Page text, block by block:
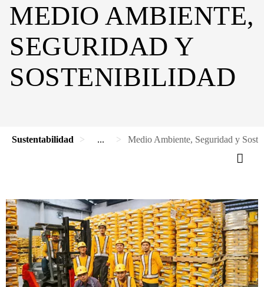
MEDIO AMBIENTE,
SEGURIDAD Y
SOSTENIBILIDAD
Sustentabilidad ... Medio Ambiente, Seguridad y